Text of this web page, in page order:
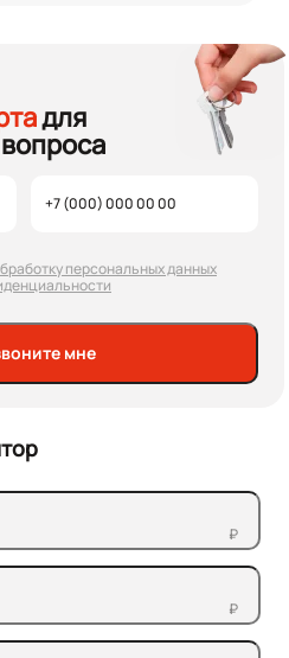
для
персональных данных
мне
₽
₽